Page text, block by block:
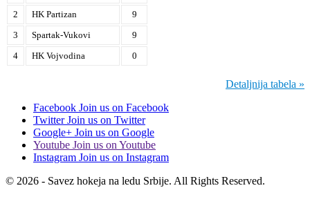
2
HK Partizan
9
3
Spartak-Vukovi
9
4
HK Vojvodina 0
Detaljnija tabela »
Facebook Join us on Facebook
Twitter Join us on Twitter
Google+ Join us on Google
Youtube Join us on Youtube
Instagram Join us on Instagram
© 2026 - Savez hokeja na ledu Srbije. All Rights Reserved.